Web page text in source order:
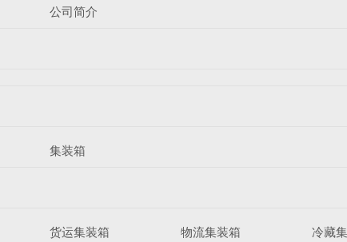
公司简介
集装箱
货运集装箱 物流集装箱 冷藏